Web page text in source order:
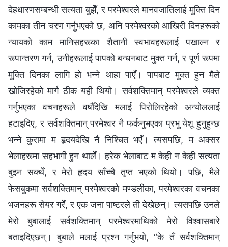
देहधारणसम्बन्धी सत्यता बुझेँ, र परमेश्‍वरले मानवजातिलाई मुक्ति दिन
कामका तीन चरण गर्नुभएको छ, अनि परमेश्‍वरको आखिरी दिनहरूको
न्यायको काम मानिसहरूका शैतानी स्वभावहरूलाई पखाल्न र
रूपान्तरण गर्न, उनीहरूलाई पापको बन्धनबाट मुक्त गर्न, र पूर्ण रूपमा
मुक्ति दिनका लागि हो भन्‍ने थाहा पाएँ। पापबाट मुक्त हुन मैले
खोजिरहेको मार्ग ठीक यही थियो। सर्वशक्तिमान्‌ परमेश्‍वरले व्यक्त
गर्नुभएका वचनहरूले वर्षौँदेखि मलाई पिरोलिरहेको अन्योललाई
हटाइदिए, र सर्वशक्तिमान्‌ परमेश्‍वर नै फर्कनुभएका प्रभु येशू हुनुहुन्छ
भन्‍ने कुरामा म हृदयदेखि नै निश्‍चित भएँ। त्यसपछि, म अक्सर
भेलाहरूमा सहभागी हुन थालेँ। हरेक भेलाबाट म केही न केही सत्यता
बुझ्न सक्थेँ, र मेरो हृदय साँच्चै तृप्त भएको थियो। पछि, मैले
फेसबुकमा सर्वशक्तिमान्‌ परमेश्‍वरको मण्डलीका, परमेश्‍वरका वचनका
भजनहरू सेयर गरेँ, र एक जना पाष्टरले ती देखेछन्। त्यसपछि उनले
मेरो बुबालाई सर्वशक्तिमान्‌ परमेश्‍वरमाथिको मेरो विश्वासबारे
बताइदिएछन्। बुबाले मलाई प्रश्‍न गर्नुभयो, “के तँ सर्वशक्तिमान्‌